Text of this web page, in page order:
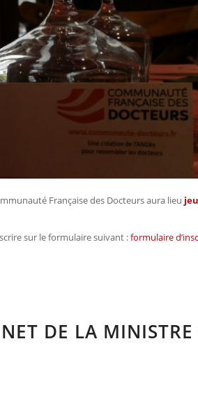
Française des Docteurs aura lieu
sur le formulaire suivant :formulaire
DE LA MINISTRE